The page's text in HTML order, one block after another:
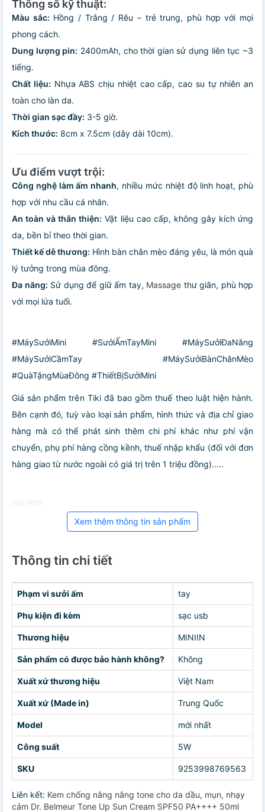
Thông số kỹ thuật:
Màu sắc: Hồng / Trắng / Rêu – trẻ trung, phù hợp với mọi
phong cách.
Dung lượng pin: 2400mAh, cho thời gian sử dụng liên tục ~3
tiếng.
Chất liệu: Nhựa ABS chịu nhiệt cao cấp, cao su tự nhiên an
toàn cho làn da.
Thời gian sạc đầy: 3-5 giờ.
Kích thước: 8cm x 7.5cm (dây dài 10cm).
Ưu điểm vượt trội:
Công nghệ làm ấm nhanh, nhiều mức nhiệt độ linh hoạt, phù
hợp với nhu cầu cá nhân.
An toàn và thân thiện: Vật liệu cao cấp, không gây kích ứng
da, bền bỉ theo thời gian.
Thiết kế dễ thương: Hình bàn chân mèo đáng yêu, là món quà
lý tưởng trong mùa đông.
Đa năng: Sử dụng để giữ ấm tay, Massage thư giãn, phù hợp
với mọi lứa tuổi.
#MáySưởiMini #SưởiẤmTayMini #MáySưởiĐaNăng
#MáySưởiCầmTay #MáySưởiBànChânMèo
#QuàTặngMùaĐông #ThiếtBịSưởiMini
Giá sản phẩm trên Tiki đã bao gồm thuế theo luật hiện hành.
Bên cạnh đó, tuỳ vào loại sản phẩm, hình thức và địa chỉ giao
hàng mà có thể phát sinh thêm chi phí khác như phí vận
chuyển, phụ phí hàng cồng kềnh, thuế nhập khẩu (đối với đơn
hàng giao từ nước ngoài có giá trị trên 1 triệu đồng).....
Giá HBB
Xem thêm thông tin sản phẩm
Thông tin chi tiết
Phạm vi sưởi ấm tay
Phụ kiện đi kèm sạc usb
Thương hiệu MINIIN
Sản phẩm có được bảo hành không? Không
Xuất xứ thương hiệu Việt Nam
Xuất xứ (Made in) Trung Quốc
Model mới nhất
Công suất 5W
SKU 9253998769563
Liên kết: Kem chống nắng nâng tone cho da dầu, mụn, nhạy
cảm Dr. Belmeur Tone Up Sun Cream SPF50 PA++++ 50ml